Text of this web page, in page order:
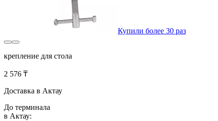
Купили более 30 раз
крепление для стола
2 576 ₸
Доставка в Актау
До терминала
в Актау: